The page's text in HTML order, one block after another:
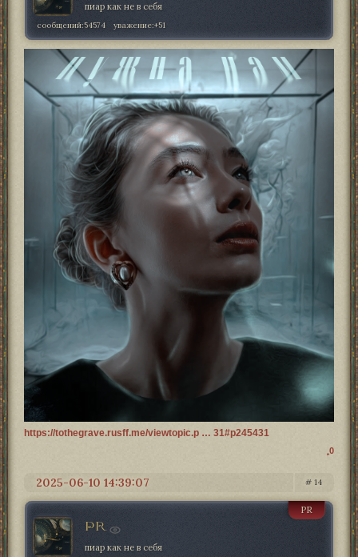
пиар как не в себя
сообщений:54574 уважение:+51
https://tothegrave.rusff.me/viewtopic.p … 31#p245431
0
14
2025-06-10 14:39:07
PR
PR
пиар как не в себя